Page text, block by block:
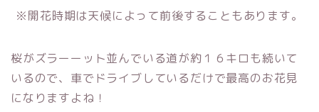
※開花時期は天候によって前後することもあります。
桜がズラーーット並んでいる道が約１６キロも続いて
いるので、車でドライブしているだけで最高のお花見
になりますよね！